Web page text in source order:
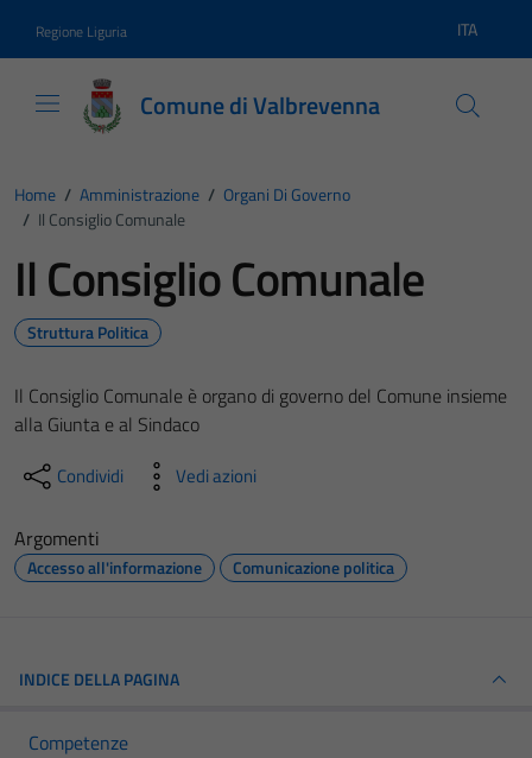
Regione Liguria Lingua
ITA
Comune di Valbrevenna
Home / Amministrazione / Organi Di Governo
/ Il Consiglio Comunale
Il Consiglio Comunale
Struttura Politica
Il Consiglio Comunale è organo di governo del Comune insieme
alla Giunta e al Sindaco
Condividi Vedi azioni
Argomenti
Accesso all'informazione Comunicazione politica
INDICE DELLA PAGINA
Competenze